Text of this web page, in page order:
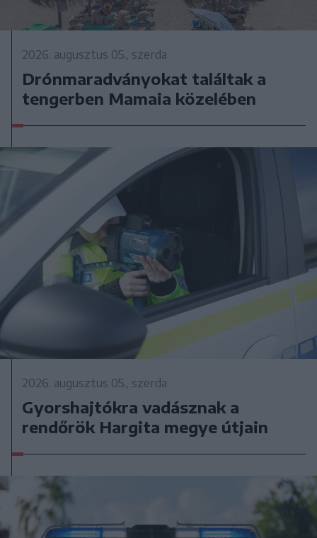
2026. augusztus 05., szerda
Drónmaradványokat találtak a
tengerben Mamaia közelében
2026. augusztus 05., szerda
Gyorshajtókra vadásznak a
rendőrök Hargita megye útjain